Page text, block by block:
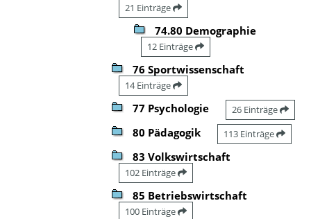
21 Einträge
74.80 Demographie
12 Einträge
76 Sportwissenschaft
14 Einträge
77 Psychologie 26 Einträge
80 Pädagogik 113 Einträge
83 Volkswirtschaft
102 Einträge
85 Betriebswirtschaft
100 Einträge